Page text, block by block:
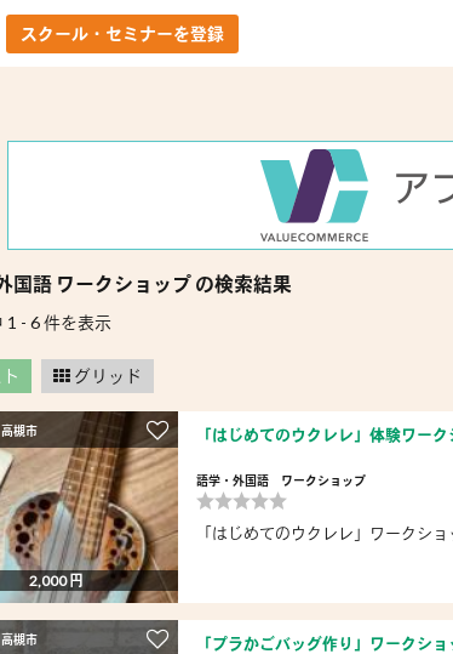
スクール・セミナーを登録
国語 ワークショップ の検索結果
1 - 6 件を表示
グリッド
槻市
2,000 円
「はじめてのウクレレ」体験ワー
語学・外国語 ワークショップ
「はじめてのウクレレ」ワークシ
槻市 「プラかごバッグ作り」ワークショ